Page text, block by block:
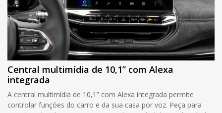
Central multimídia de 10,1” com Alexa
integrada
A central multimídia de 10,1” com Alexa integrada permite
controlar funções do carro e da sua casa por voz. Peça para